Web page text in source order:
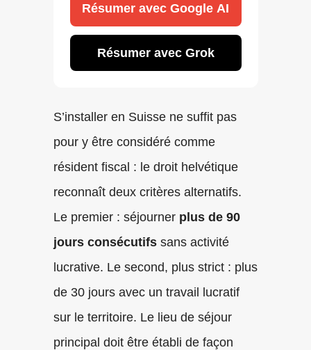
Résumer avec Google AI
Résumer avec Grok
S’installer en Suisse ne suffit pas
pour y être considéré comme
résident fiscal : le droit helvétique
reconnaît deux critères alternatifs.
Le premier : séjourner plus de 90
jours consécutifssans activité
lucrative. Le second, plus strict : plus
de 30 jours avec un travail lucratif
sur le territoire. Le lieu de séjour
principal doit être établi de façon